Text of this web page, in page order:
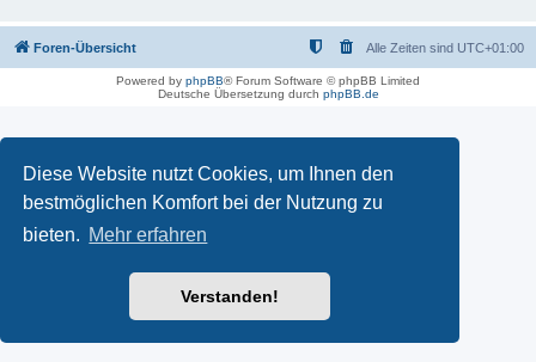
Diese Website nutzt Cookies, um Ihnen den
bestmöglichen Komfort bei der Nutzung zu
bieten. Mehr erfahren
Verstanden!
Foren-Übersicht Alle Zeiten sind UTC+01:00
Powered by phpBB® Forum Software © phpBB Limited
Deutsche Übersetzung durch phpBB.de